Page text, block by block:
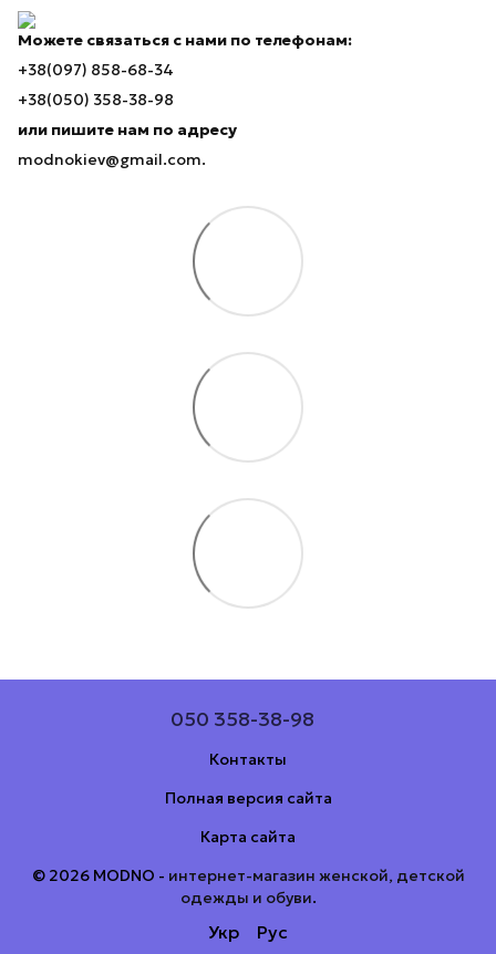
Можете связаться с нами по телефонам:
+38(097) 858-68-34
+38(050) 358-38-98
или пишите нам по адресу
modnokiev@gmail.com.
050 358-38-98
Контакты
Полная версия сайта
Карта сайта
© 2026 MODNO - интернет-магазин женской, детской
одежды и обуви.
Укр Рус